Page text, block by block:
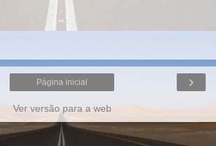
›
Página inicial
Ver versão para a web